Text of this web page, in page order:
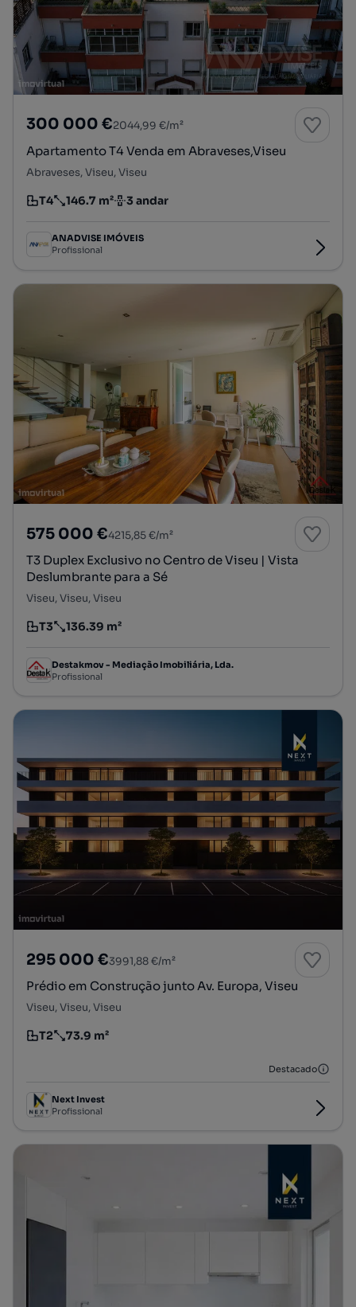
300 000 €2044,99 €/m²
Apartamento T4 Venda em Abraveses,Viseu
Abraveses, Viseu, Viseu
Tipologia
T4
Preço por metro quadrado
146.7 m²
Andar 3 andar
ANADVISE IMÓVEIS
Profissional
575 000 €4215,85 €/m²
T3 Duplex Exclusivo no Centro de Viseu | Vista
Deslumbrante para a Sé
Viseu, Viseu, Viseu
Tipologia
T3
Preço por metro quadrado
136.39 m²
Destakmov - Mediação Imobiliária, Lda.
Profissional
295 000 €3991,88 €/m²
Prédio em Construção junto Av. Europa, Viseu
Viseu, Viseu, Viseu
Tipologia
T2
Preço por metro quadrado
73.9 m²
Destacado
Next Invest
Profissional